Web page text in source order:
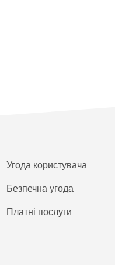
Угода користувача
Безпечна угода
Платнi послуги